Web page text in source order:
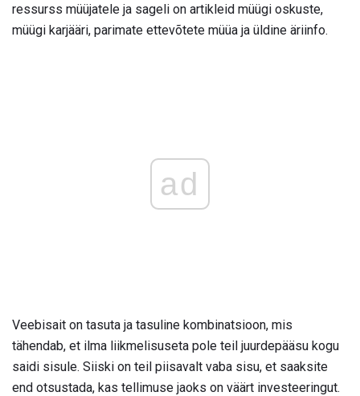
ressurss müüjatele ja sageli on artikleid müügi oskuste,
müügi karjääri, parimate ettevõtete müüa ja üldine äriinfo.
ad
Veebisait on tasuta ja tasuline kombinatsioon, mis
tähendab, et ilma liikmelisuseta pole teil juurdepääsu kogu
saidi sisule. Siiski on teil piisavalt vaba sisu, et saaksite
end otsustada, kas tellimuse jaoks on väärt investeeringut.